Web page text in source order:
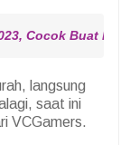
Cocok Buat
langsung
saat ini
VCGamers.